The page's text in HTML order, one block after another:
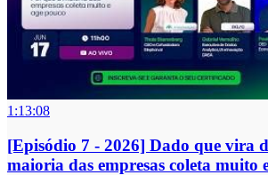
1:13:08
[Episódio 7 - 2026] Dado que vira
maioria das empresas coleta muito